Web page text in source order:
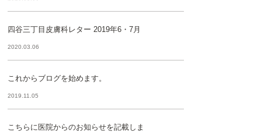
四谷三丁目皮膚科レター 2019年6・7月
2020.03.06
これからブログを始めます。
2019.11.05
こちらに医院からのお知らせを記載しま